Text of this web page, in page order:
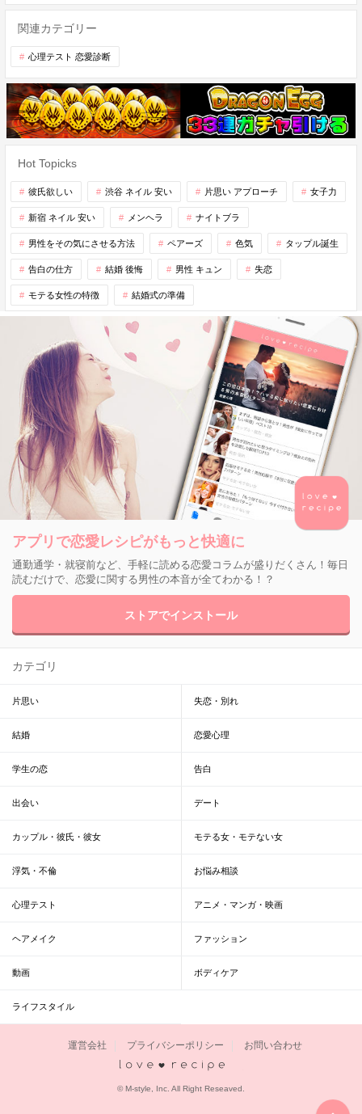
関連カテゴリー
心理テスト 恋愛診断
Hot Topicks
彼氏欲しい 渋谷 ネイル 安い 片思い アプローチ 女子力
新宿 ネイル 安い メンヘラ ナイトブラ
男性をその気にさせる方法 ペアーズ 色気 タップル誕生
告白の仕方 結婚 後悔 男性 キュン 失恋
モテる女性の特徴 結婚式の準備
アプリで恋愛レシピがもっと快適に
通勤通学・就寝前など、手軽に読める恋愛コラムが盛りだくさん！毎日
読むだけで、恋愛に関する男性の本音が全てわかる！？
ストアでインストール
カテゴリ
片思い 失恋・別れ
結婚 恋愛心理
学生の恋 告白
出会い デート
カップル・彼氏・彼女 モテる女・モテない女
浮気・不倫 お悩み相談
心理テスト アニメ・マンガ・映画
ヘアメイク ファッション
動画 ボディケア
ライフスタイル
運営会社 プライバシーポリシー お問い合わせ
© M-style, Inc. All Right Reseaved.